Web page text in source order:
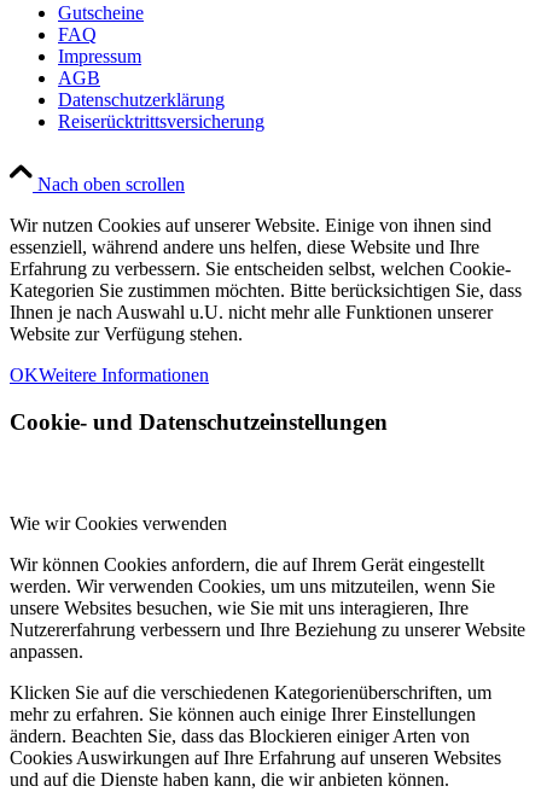
Gutscheine
FAQ
Impressum
AGB
Datenschutzerklärung
Reiserücktrittsversicherung
Nach oben scrollen
Wir nutzen Cookies auf unserer Website. Einige von ihnen sind
essenziell, während andere uns helfen, diese Website und Ihre
Erfahrung zu verbessern. Sie entscheiden selbst, welchen Cookie-
Kategorien Sie zustimmen möchten. Bitte berücksichtigen Sie, dass
Ihnen je nach Auswahl u.U. nicht mehr alle Funktionen unserer
Website zur Verfügung stehen.
OKWeitere Informationen
Cookie- und Datenschutzeinstellungen
Wie wir Cookies verwenden
Wir können Cookies anfordern, die auf Ihrem Gerät eingestellt
werden. Wir verwenden Cookies, um uns mitzuteilen, wenn Sie
unsere Websites besuchen, wie Sie mit uns interagieren, Ihre
Nutzererfahrung verbessern und Ihre Beziehung zu unserer Website
anpassen.
Klicken Sie auf die verschiedenen Kategorienüberschriften, um
mehr zu erfahren. Sie können auch einige Ihrer Einstellungen
ändern. Beachten Sie, dass das Blockieren einiger Arten von
Cookies Auswirkungen auf Ihre Erfahrung auf unseren Websites
und auf die Dienste haben kann, die wir anbieten können.